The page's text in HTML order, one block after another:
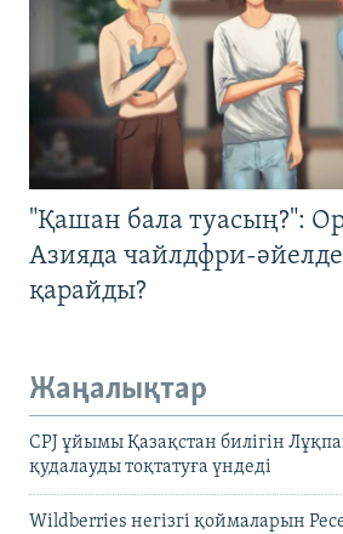
"Қашан бала туасың?":
Азияда чайлдфри-
қарайды?
Жаңалықтар
CPJ ұйымы Қазақстан билігін
қудалауды тоқтатуға үндеді
Wildberries негізгі қоймаларын